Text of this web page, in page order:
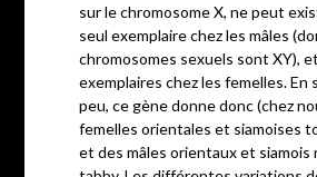
sur le chromosome X, ne peut
seul exemplaire chez les mâles
chromosomes sexuels sont XY),
exemplaires chez les femelles. En
peu, ce gène donne donc (chez
femelles orientales et siamoises
et des mâles orientaux et siamois